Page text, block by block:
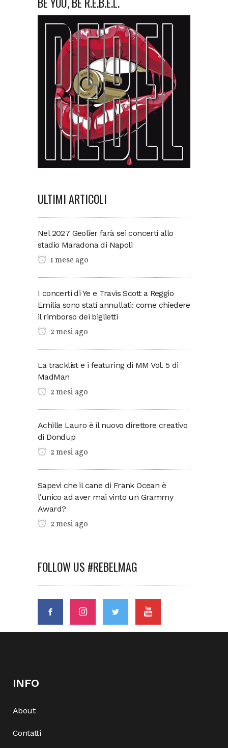
ULTIMI ARTICOLI
Nel 2027 Geolier farà sei concerti allo
stadio Maradona di Napoli
1 mese ago
I concerti di Ye e Travis Scott a Reggio
Emilia sono stati annullati: come chiedere
il rimborso dei biglietti
2 mesi ago
La tracklist e i featuring di MM Vol. 5 di
MadMan
2 mesi ago
Achille Lauro è il nuovo direttore creativo
di Dondup
2 mesi ago
Sapevi che il cane di Frank Ocean è
l’unico ad aver mai vinto un Grammy
Award?
2 mesi ago
FOLLOW US #REBELMAG
INFO
About
Contatti